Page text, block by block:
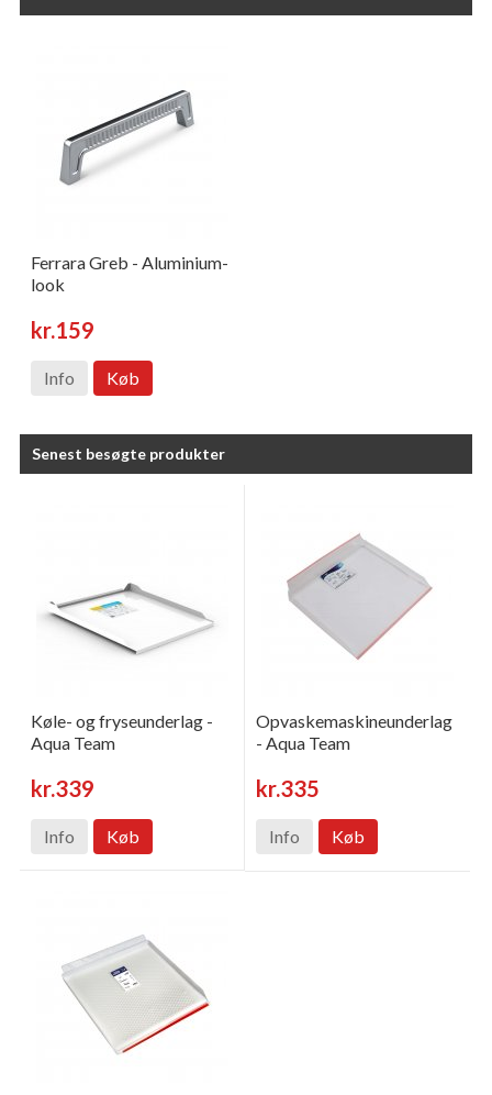
Ferrara Greb - Aluminium-
look
kr.159
Info Køb
Senest besøgte produkter
Køle- og fryseunderlag -
Aqua Team
kr.339
Info Køb
Opvaskemaskineunderlag
- Aqua Team
kr.335
Info Køb